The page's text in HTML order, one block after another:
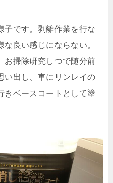
子です。剥離作業を行な
良い感じにならない。
お掃除研究しつで随分前
い出し、車にリンレイの
きベースコートとして塗